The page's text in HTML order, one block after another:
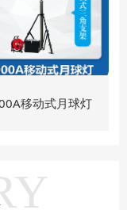
移动式月球灯